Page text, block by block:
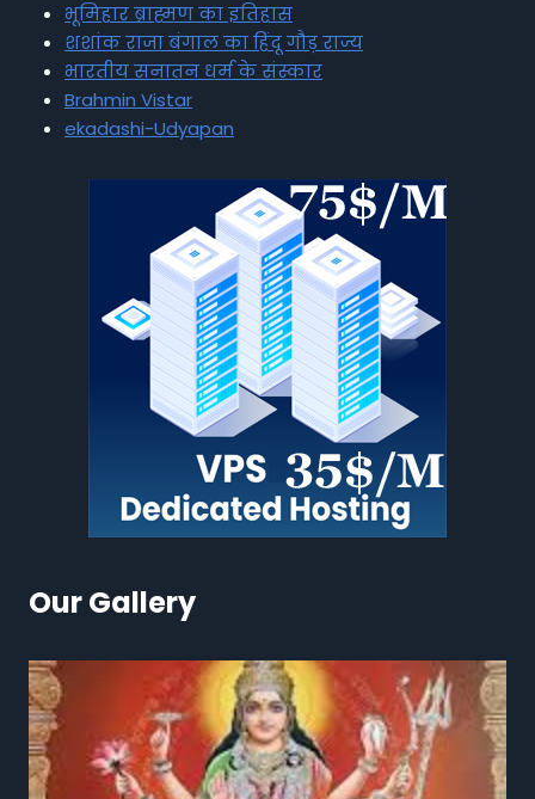
भूमिहार ब्राह्मण का इतिहास
शशांक राजा बंगाल का हिंदू गौड़ राज्य
भारतीय सनातन धर्म के संस्कार
Brahmin Vistar
ekadashi-Udyapan
Our Gallery